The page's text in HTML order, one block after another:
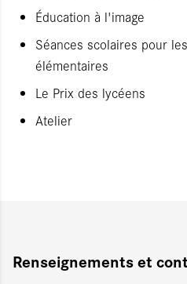
Éducation à l'image
Séances scolaires pour
élémentaires
Le Prix des lycéens
Atelier
Renseignements et